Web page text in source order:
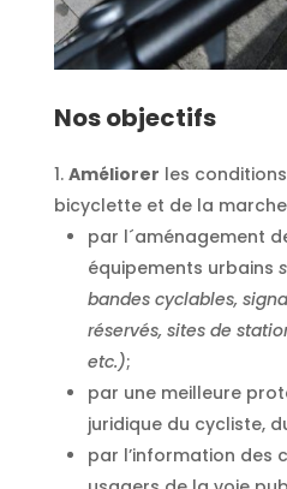
Nos objectifs
Améliorer les
bicyclette et de la
par l´aménagement
équipements urbains
bandes cyclables,
réservés, sites de
etc.);
par une meilleure
juridique du cycliste,
par l’information des